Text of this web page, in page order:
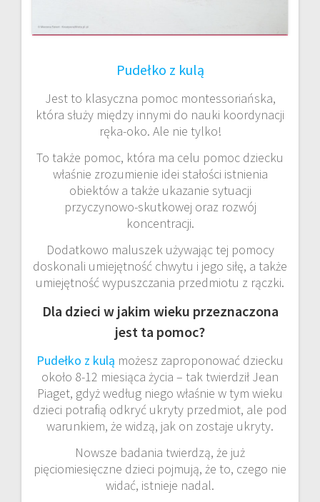
Pudełko z kulą
Jest to klasyczna pomoc montessoriańska,
która służy między innymi do nauki koordynacji
ręka-oko. Ale nie tylko!
To także pomoc, która ma celu pomoc dziecku
właśnie zrozumienie idei stałości istnienia
obiektów a także ukazanie sytuacji
przyczynowo-skutkowej oraz rozwój
koncentracji.
Dodatkowo maluszek używając tej pomocy
doskonali umiejętność chwytu i jego siłę, a także
umiejętność wypuszczania przedmiotu z rączki.
Dla dzieci w jakim wieku przeznaczona
jest ta pomoc?
Pudełko z kulą możesz zaproponować dziecku
około 8-12 miesiąca życia – tak twierdził Jean
Piaget, gdyż według niego właśnie w tym wieku
dzieci potrafią odkryć ukryty przedmiot, ale pod
warunkiem, że widzą, jak on zostaje ukryty.
Nowsze badania twierdzą, że już
pięciomiesięczne dzieci pojmują, że to, czego nie
widać, istnieje nadal.